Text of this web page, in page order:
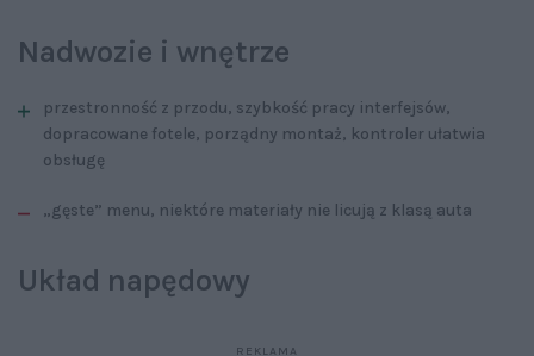
Nadwozie i wnętrze
przestronność z przodu, szybkość pracy interfejsów,
dopracowane fotele, porządny montaż, kontroler ułatwia
obsługę
„gęste” menu, niektóre materiały nie licują z klasą auta
Układ napędowy